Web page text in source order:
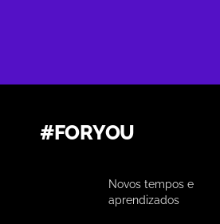
#FORYOU
Novos tempos e
aprendizados